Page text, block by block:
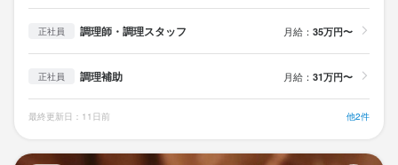
正社員 調理師・調理スタッフ 月給： 35万円〜
正社員 調理補助 月給： 31万円〜
最終更新日：11日前 他2件